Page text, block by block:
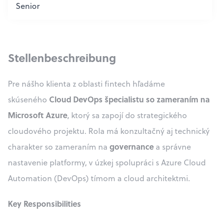
Senior
Stellenbeschreibung
Pre nášho klienta z oblasti fintech hľadáme
skúseného Cloud DevOps špecialistu so zameraním na
Microsoft Azure, ktorý sa zapojí do strategického
cloudového projektu. Rola má konzultačný aj technický
charakter so zameraním na governance a správne
nastavenie platformy, v úzkej spolupráci s Azure Cloud
Automation (DevOps) tímom a cloud architektmi.
Key Responsibilities